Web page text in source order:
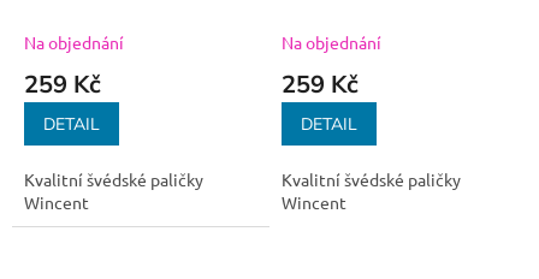
Na objednání
259 Kč
DETAIL
Kvalitní švédské paličky
Wincent
Na objednání
259 Kč
DETAIL
Kvalitní švédské paličky
Wincent